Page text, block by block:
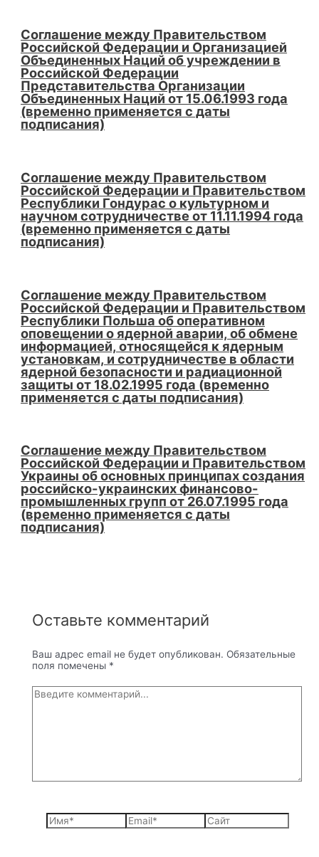
Соглашение между Правительством
Российской Федерации и Организацией
Объединенных Наций об учреждении в
Российской Федерации
Представительства Организации
Объединенных Наций от 15.06.1993 года
(временно применяется с даты
подписания)
Соглашение между Правительством
Российской Федерации и Правительством
Республики Гондурас о культурном и
научном сотрудничестве от 11.11.1994 года
(временно применяется с даты
подписания)
Соглашение между Правительством
Российской Федерации и Правительством
Республики Польша об оперативном
оповещении о ядерной аварии, об обмене
информацией, относящейся к ядерным
установкам, и сотрудничестве в области
ядерной безопасности и радиационной
защиты от 18.02.1995 года (временно
применяется с даты подписания)
Соглашение между Правительством
Российской Федерации и Правительством
Украины об основных принципах создания
российско-украинских финансово-
промышленных групп от 26.07.1995 года
(временно применяется с даты
подписания)
Оставьте комментарий
Ваш адрес email не будет опубликован. Обязательные
поля помечены *
Введите
комментарий...
Имя* Email* Сайт